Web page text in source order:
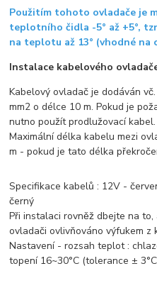
Použitím tohoto ovladače je
teplotního čidla -5° až +5°,
na teplotu až 13° (vhodné na
Instalace kabelového
Kabelový ovladač je dodáván
mm2 o délce 10 m. Pokud je
nutno použít prodlužovací kabel.
Maximální délka kabelu mezi
m - pokud je tato délka
Specifikace kabelů : 12V -
černý
Při instalaci rovněž dbejte na
ovladači ovlivňováno výfukem z
Nastavení - rozsah teplot :
topení 16~30°C (tolerance ±